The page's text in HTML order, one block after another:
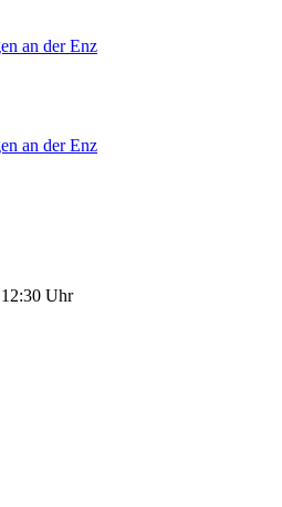
an der Enz
an der Enz
12:30 Uhr